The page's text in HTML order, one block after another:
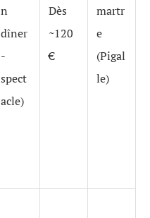
n
dîner
-
spect
acle)
Dès
~120
€
martr
e
(Pigal
le)